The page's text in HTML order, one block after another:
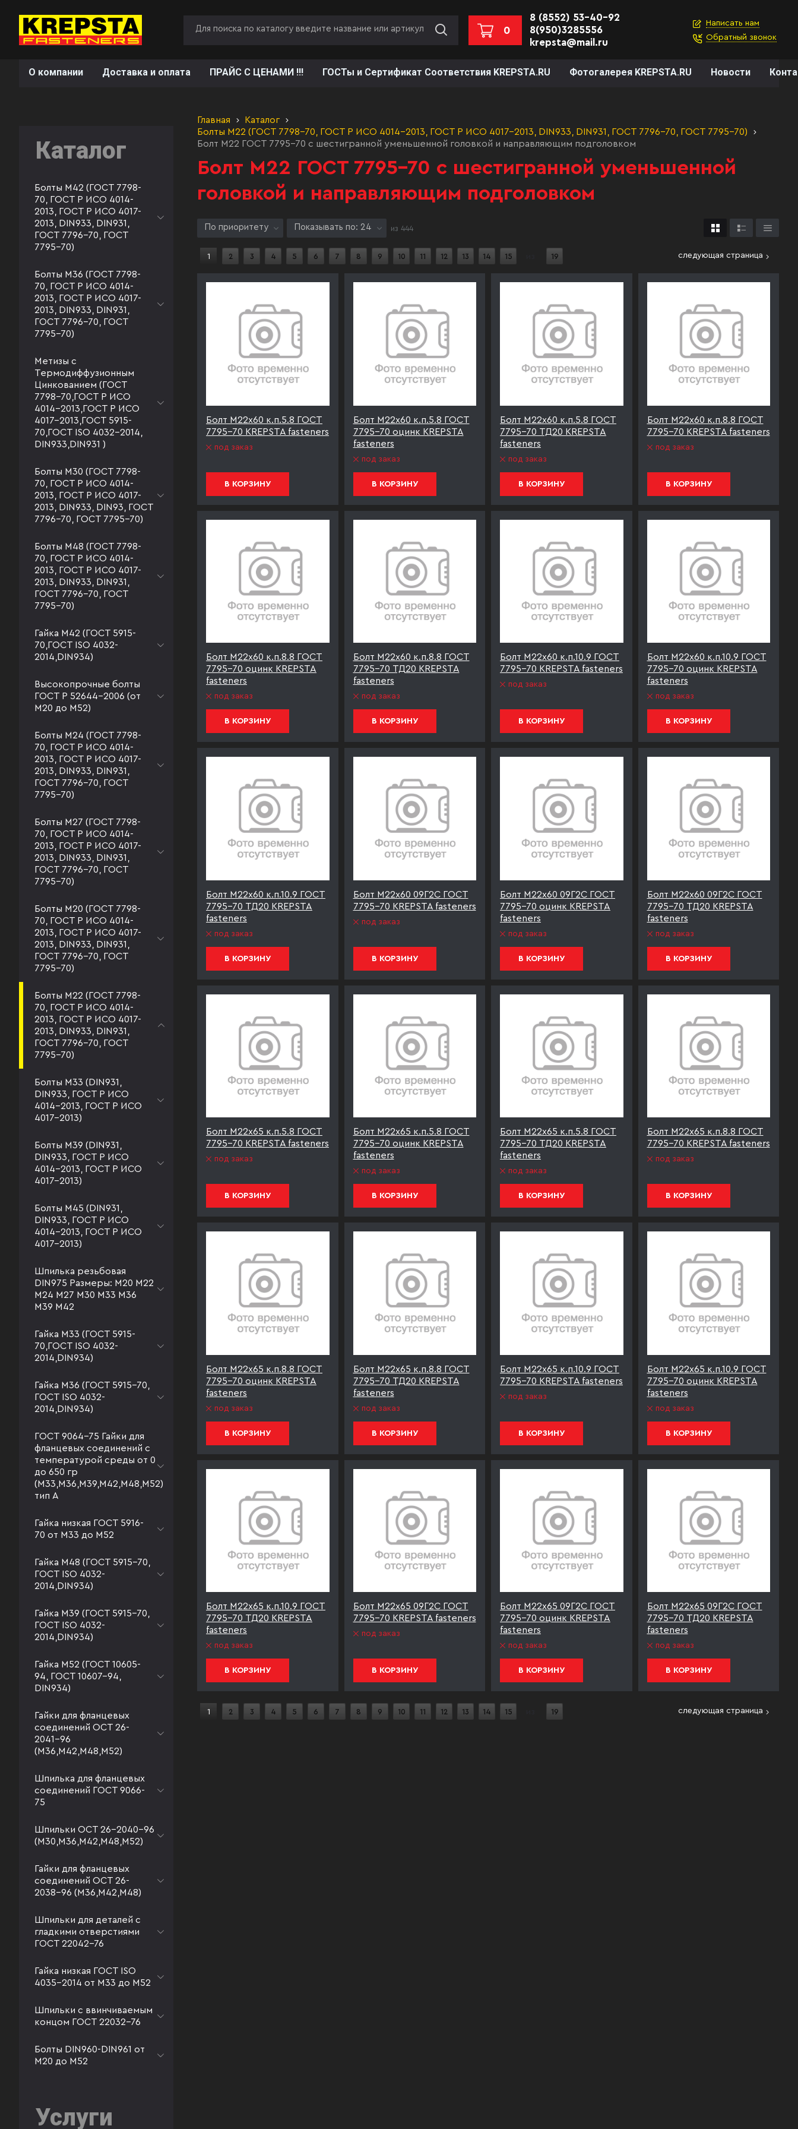
0
8 (8552) 53-40-92
8(950)3285556
krepsta@mail.ru
Написать нам
Обратный звонок
О компании Доставка и оплата ПРАЙС С ЦЕНАМИ !!! ГОСТы и Сертификат Соответствия KREPSTA.RU Фотогалерея KREPSTA.RU Новости
Каталог
Болты М42 (ГОСТ 7798-
70, ГОСТ Р ИСО 4014-
2013, ГОСТ Р ИСО 4017-
2013, DIN933, DIN931,
ГОСТ 7796-70, ГОСТ
7795-70)
Болты М36 (ГОСТ 7798-
70, ГОСТ Р ИСО 4014-
2013, ГОСТ Р ИСО 4017-
2013, DIN933, DIN931,
ГОСТ 7796-70, ГОСТ
7795-70)
Метизы с
Термодиффузионным
Цинкованием (ГОСТ
7798-70,ГОСТ Р ИСО
4014-2013,ГОСТ Р ИСО
4017-2013,ГОСТ 5915-
70,ГОСТ ISO 4032-2014,
DIN933,DIN931 )
Болты М30 (ГОСТ 7798-
70, ГОСТ Р ИСО 4014-
2013, ГОСТ Р ИСО 4017-
2013, DIN933, DIN93, ГОСТ
7796-70, ГОСТ 7795-70)
Болты М48 (ГОСТ 7798-
70, ГОСТ Р ИСО 4014-
2013, ГОСТ Р ИСО 4017-
2013, DIN933, DIN931,
ГОСТ 7796-70, ГОСТ
7795-70)
Гайка М42 (ГОСТ 5915-
70,ГОСТ ISO 4032-
2014,DIN934)
Высокопрочные болты
ГОСТ Р 52644-2006 (от
М20 до М52)
Болты М24 (ГОСТ 7798-
70, ГОСТ Р ИСО 4014-
2013, ГОСТ Р ИСО 4017-
2013, DIN933, DIN931,
ГОСТ 7796-70, ГОСТ
7795-70)
Болты М27 (ГОСТ 7798-
70, ГОСТ Р ИСО 4014-
2013, ГОСТ Р ИСО 4017-
2013, DIN933, DIN931,
ГОСТ 7796-70, ГОСТ
7795-70)
Болты М20 (ГОСТ 7798-
70, ГОСТ Р ИСО 4014-
2013, ГОСТ Р ИСО 4017-
2013, DIN933, DIN931,
ГОСТ 7796-70, ГОСТ
7795-70)
Болты М22 (ГОСТ 7798-
70, ГОСТ Р ИСО 4014-
2013, ГОСТ Р ИСО 4017-
2013, DIN933, DIN931,
ГОСТ 7796-70, ГОСТ
7795-70)
Болты М33 (DIN931,
DIN933, ГОСТ Р ИСО
4014-2013, ГОСТ Р ИСО
4017-2013)
Болты М39 (DIN931,
DIN933, ГОСТ Р ИСО
4014-2013, ГОСТ Р ИСО
4017-2013)
Болты М45 (DIN931,
DIN933, ГОСТ Р ИСО
4014-2013, ГОСТ Р ИСО
4017-2013)
Шпилька резьбовая
DIN975 Размеры: М20 М22
М24 М27 М30 М33 М36
М39 М42
Гайка М33 (ГОСТ 5915-
70,ГОСТ ISO 4032-
2014,DIN934)
Гайка М36 (ГОСТ 5915-70,
ГОСТ ISO 4032-
2014,DIN934)
ГОСТ 9064-75 Гайки для
фланцевых соединений с
температурой среды от 0
до 650 гр
(М33,М36,М39,М42,М48,М52)
тип А
Гайка низкая ГОСТ 5916-
70 от М33 до М52
Гайка М48 (ГОСТ 5915-70,
ГОСТ ISO 4032-
2014,DIN934)
Гайка М39 (ГОСТ 5915-70,
ГОСТ ISO 4032-
2014,DIN934)
Гайка М52 (ГОСТ 10605-
94, ГОСТ 10607-94,
DIN934)
Гайки для фланцевых
соединений ОСТ 26-
2041-96
(М36,М42,М48,М52)
Шпилька для фланцевых
соединений ГОСТ 9066-
75
Шпильки ОСТ 26-2040-96
(М30,М36,М42,М48,М52)
Гайки для фланцевых
соединений ОСТ 26-
2038-96 (М36,М42,М48)
Шпильки для деталей с
гладкими отверстиями
ГОСТ 22042-76
Гайка низкая ГОСТ ISO
4035-2014 от М33 до М52
Шпильки с ввинчиваемым
концом ГОСТ 22032-76
Болты DIN960-DIN961 от
М20 до М52
Услуги
Главная
Каталог
Болты М22 (ГОСТ 7798-70, ГОСТ Р ИСО 4014-2013, ГОСТ Р ИСО 4017-2013, DIN933, DIN931, ГОСТ 7796-70, ГОСТ 7795-70)
Болт М22 ГОСТ 7795-70 с шестигранной уменьшенной головкой и направляющим подголовком
Болт М22 ГОСТ 7795-70 с шестигранной уменьшенной
головкой и направляющим подголовком
По приоритету Показывать по: 24 из 444
1 2 3 4 5 6 7 8 9 10 11 12 13 14 15 19 следующая страница
Болт М22х60 к.п.5.8 ГОСТ
7795-70 KREPSTA fasteners
под заказ
В КОРЗИНУ
Болт М22х60 к.п.5.8 ГОСТ
7795-70 оцинк KREPSTA
fasteners
под заказ
В КОРЗИНУ
Болт М22х60 к.п.5.8 ГОСТ
7795-70 ТД20 KREPSTA
fasteners
под заказ
В КОРЗИНУ
Болт М22х60 к.п.8.8 ГОСТ
7795-70 KREPSTA fasteners
под заказ
В КОРЗИНУ
Болт М22х60 к.п.8.8 ГОСТ
7795-70 оцинк KREPSTA
fasteners
под заказ
В КОРЗИНУ
Болт М22х60 к.п.8.8 ГОСТ
7795-70 ТД20 KREPSTA
fasteners
под заказ
В КОРЗИНУ
Болт М22х60 к.п.10.9 ГОСТ
7795-70 KREPSTA fasteners
под заказ
В КОРЗИНУ
Болт М22х60 к.п.10.9 ГОСТ
7795-70 оцинк KREPSTA
fasteners
под заказ
В КОРЗИНУ
Болт М22х60 к.п.10.9 ГОСТ
7795-70 ТД20 KREPSTA
fasteners
под заказ
В КОРЗИНУ
Болт М22х60 09Г2С ГОСТ
7795-70 KREPSTA fasteners
под заказ
В КОРЗИНУ
Болт М22х60 09Г2С ГОСТ
7795-70 оцинк KREPSTA
fasteners
под заказ
В КОРЗИНУ
Болт М22х60 09Г2С ГОСТ
7795-70 ТД20 KREPSTA
fasteners
под заказ
В КОРЗИНУ
Болт М22х65 к.п.5.8 ГОСТ
7795-70 KREPSTA fasteners
под заказ
В КОРЗИНУ
Болт М22х65 к.п.5.8 ГОСТ
7795-70 оцинк KREPSTA
fasteners
под заказ
В КОРЗИНУ
Болт М22х65 к.п.5.8 ГОСТ
7795-70 ТД20 KREPSTA
fasteners
под заказ
В КОРЗИНУ
Болт М22х65 к.п.8.8 ГОСТ
7795-70 KREPSTA fasteners
под заказ
В КОРЗИНУ
Болт М22х65 к.п.8.8 ГОСТ
7795-70 оцинк KREPSTA
fasteners
под заказ
В КОРЗИНУ
Болт М22х65 к.п.8.8 ГОСТ
7795-70 ТД20 KREPSTA
fasteners
под заказ
В КОРЗИНУ
Болт М22х65 к.п.10.9 ГОСТ
7795-70 KREPSTA fasteners
под заказ
В КОРЗИНУ
Болт М22х65 к.п.10.9 ГОСТ
7795-70 оцинк KREPSTA
fasteners
под заказ
В КОРЗИНУ
Болт М22х65 к.п.10.9 ГОСТ
7795-70 ТД20 KREPSTA
fasteners
под заказ
В КОРЗИНУ
Болт М22х65 09Г2С ГОСТ
7795-70 KREPSTA fasteners
под заказ
В КОРЗИНУ
Болт М22х65 09Г2С ГОСТ
7795-70 оцинк KREPSTA
fasteners
под заказ
В КОРЗИНУ
Болт М22х65 09Г2С ГОСТ
7795-70 ТД20 KREPSTA
fasteners
под заказ
В КОРЗИНУ
1 2 3 4 5 6 7 8 9 10 11 12 13 14 15 19 следующая страница